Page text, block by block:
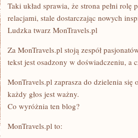
Taki układ sprawia, że strona pełni
relacjami, stale dostarczając nowych
Ludzka twarz MonTravels.pl
Za MonTravels.pl stoją zespół
tekst jest osadzony w doświadczeniu,
MonTravels.pl zaprasza do dzielenia
każdy głos jest ważny.
Co wyróżnia ten blog?
MonTravels.pl to: